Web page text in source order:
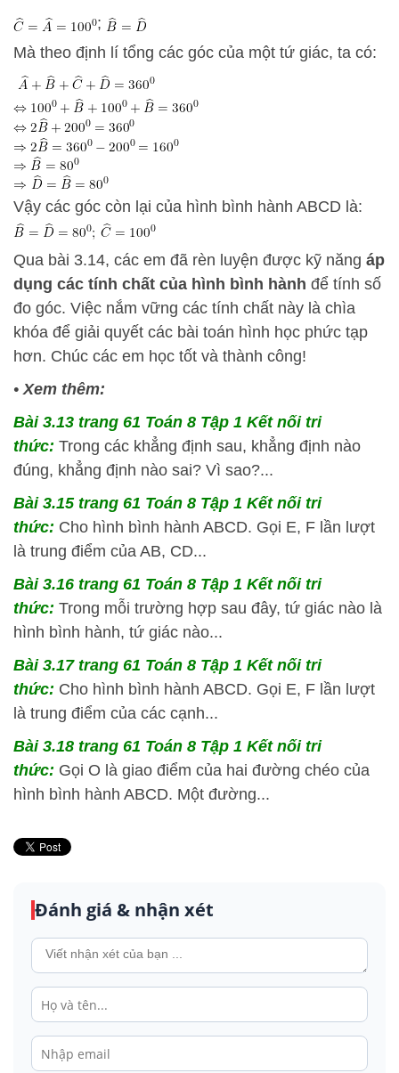
;
Mà theo định lí tổng các góc của một tứ giác, ta có:
Vậy các góc còn lại của hình bình hành ABCD là:
Qua bài 3.14, các em đã rèn luyện được kỹ năng áp
dụng các tính chất của hình bình hành để tính số
đo góc. Việc nắm vững các tính chất này là chìa
khóa để giải quyết các bài toán hình học phức tạp
hơn. Chúc các em học tốt và thành công!
•Xem thêm:
Bài 3.13 trang 61 Toán 8 Tập 1 Kết nối tri
thức: Trong các khẳng định sau, khẳng định nào
đúng, khẳng định nào sai? Vì sao?...
Bài 3.15 trang 61 Toán 8 Tập 1 Kết nối tri
thức: Cho hình bình hành ABCD. Gọi E, F lần lượt
là trung điểm của AB, CD...
Bài 3.16 trang 61 Toán 8 Tập 1 Kết nối tri
thức: Trong mỗi trường hợp sau đây, tứ giác nào là
hình bình hành, tứ giác nào...
Bài 3.17 trang 61 Toán 8 Tập 1 Kết nối tri
thức: Cho hình bình hành ABCD. Gọi E, F lần lượt
là trung điểm của các cạnh...
Bài 3.18 trang 61 Toán 8 Tập 1 Kết nối tri
thức: Gọi O là giao điểm của hai đường chéo của
hình bình hành ABCD. Một đường...
Đánh giá & nhận xét